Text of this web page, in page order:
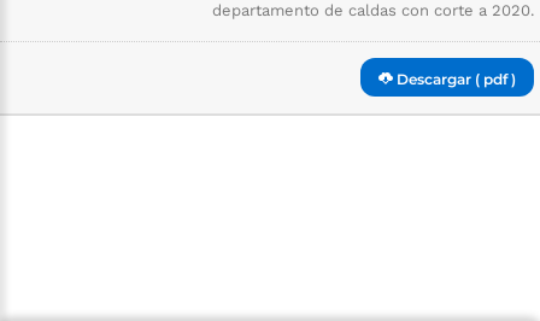
departamento de caldas con corte a 2020.
Descargar ( pdf )